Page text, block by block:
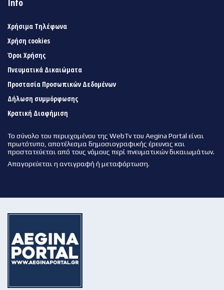
Info
Χρήσιμα Τηλέφωνα
Χρήση cookies
Όροι Χρήσης
Πνευματικά Δικαιώματα
Προστασία Προσωπικών Δεδομένων
Δήλωση συμμόρφωσης
Κρατική Διαφήμιση
Το σύνολο του περιεχομένου της WebTv του Aegina Portal είναι
πρωτότυπο, αποτέλεσμα δημοσιογραφικής έρευνας και
προστατεύεται από τους νόμους περί πνευματικών δικαιωμάτων.
Απαγορεύεται η αντιγραφή ή μεταφόρτωση.